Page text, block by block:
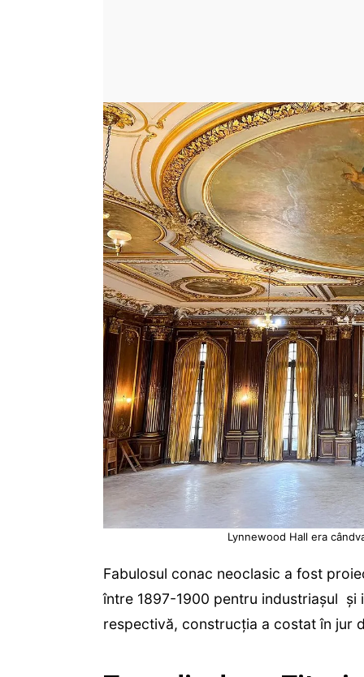
Lynnewood Hall era
Fabulosul conac neoclasic a fost
între 1897-1900 pentru industriașul și
respectivă, construcția a costat în jur